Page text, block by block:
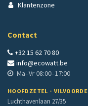
Klantenzone
Contact
+32 15 62 70 80
info@ecowatt.be
Ma–Vr 08:00–17:00
HOOFDZETEL · VILVOORDE
Luchthavenlaan 27/35